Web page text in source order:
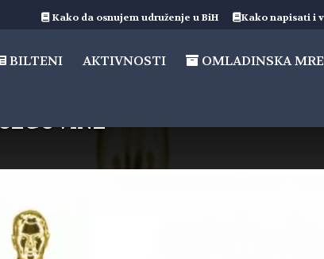
Kako da osnujem udruženje u BiH Kako napisati i
BILTENI AKTIVNOSTI OMLADINSKA